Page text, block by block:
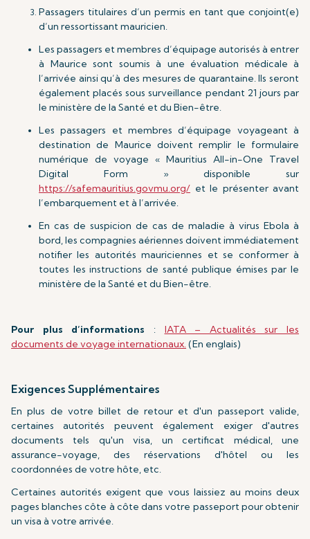
Passagers titulaires d’un permis en tant que conjoint(e)
d’un ressortissant mauricien.
Les passagers et membres d’équipage autorisés à entrer
à Maurice sont soumis à une évaluation médicale à
l’arrivée ainsi qu’à des mesures de quarantaine. Ils seront
également placés sous surveillance pendant 21 jours par
le ministère de la Santé et du Bien-être.
Les passagers et membres d’équipage voyageant à
destination de Maurice doivent remplir le formulaire
numérique de voyage « Mauritius All-in-One Travel
Digital Form » disponible sur
https://safemauritius.govmu.org/ et le présenter avant
l’embarquement et à l’arrivée.
En cas de suspicion de cas de maladie à virus Ebola à
bord, les compagnies aériennes doivent immédiatement
notifier les autorités mauriciennes et se conformer à
toutes les instructions de santé publique émises par le
ministère de la Santé et du Bien-être.
Pour plus d’informations : IATA – Actualités sur les
documents de voyage internationaux.(En englais)
Exigences Supplémentaires
En plus de votre billet de retour et d'un passeport valide,
certaines autorités peuvent également exiger d'autres
documents tels qu'un visa, un certificat médical, une
assurance-voyage, des réservations d'hôtel ou les
coordonnées de votre hôte, etc.
Certaines autorités exigent que vous laissiez au moins deux
pages blanches côte à côte dans votre passeport pour obtenir
un visa à votre arrivée.